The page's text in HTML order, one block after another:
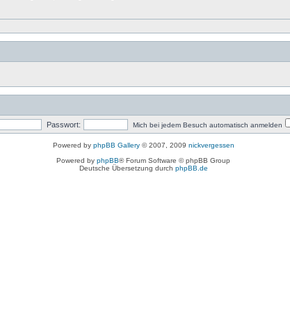
Passwort: Mich bei jedem Besuch automatisch anmelden
Powered by phpBB Gallery© 2007, 2009 nickvergessen
Powered by phpBB® Forum Software © phpBB Group
Deutsche Übersetzung durch phpBB.de